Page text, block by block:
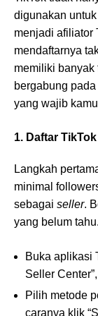
digunakan
menjadi afiliator
mendaftarnya
memiliki banyak
bergabung
yang wajib
1. Daftar
Langkah
minimal
sebagai seller.
yang belum tahu.
Buka aplikasi
Seller Center”,
Pilih metode
caranya klik